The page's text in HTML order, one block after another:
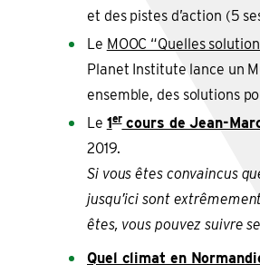
et des pistes d’action (5
Le MOOC “Quelles
Planet Institute lance un
ensemble, des solutions
Le 1ercours de Jean-
2019.
Si vous êtes convaincus
jusqu’ici sont
êtes, vous pouvez suivre
Quel climat en